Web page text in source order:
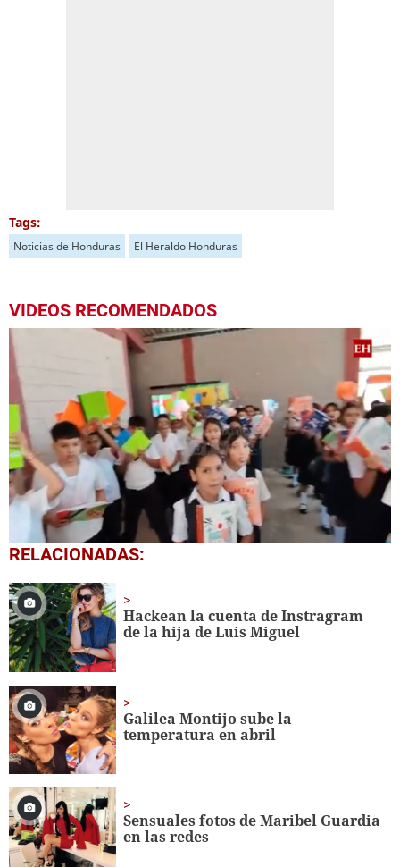
Tags:
Noticias de Honduras El Heraldo Honduras
VIDEOS RECOMENDADOS
0
seconds
1
minute,
56
seconds
RELACIONADAS:
Hackean la cuenta de Instragram
de la hija de Luis Miguel
Galilea Montijo sube la
temperatura en abril
Sensuales fotos de Maribel Guardia
en las redes